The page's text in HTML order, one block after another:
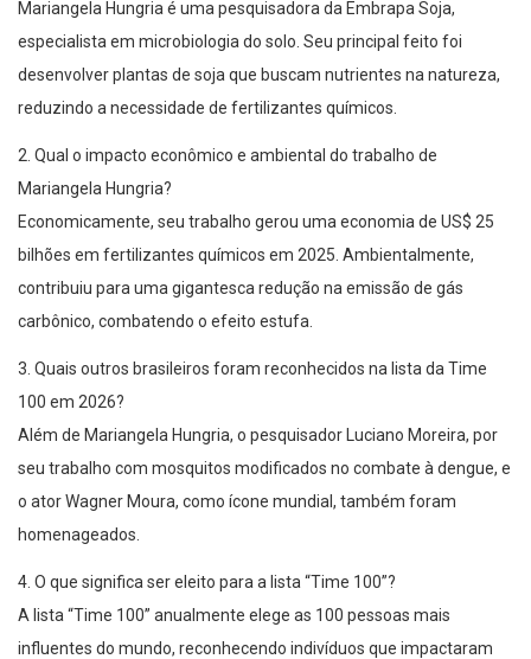
Mariangela Hungria é uma pesquisadora da Embrapa Soja,
especialista em microbiologia do solo. Seu principal feito foi
desenvolver plantas de soja que buscam nutrientes na natureza,
reduzindo a necessidade de fertilizantes químicos.
2. Qual o impacto econômico e ambiental do trabalho de
Mariangela Hungria?
Economicamente, seu trabalho gerou uma economia de US$ 25
bilhões em fertilizantes químicos em 2025. Ambientalmente,
contribuiu para uma gigantesca redução na emissão de gás
carbônico, combatendo o efeito estufa.
3. Quais outros brasileiros foram reconhecidos na lista da Time
100 em 2026?
Além de Mariangela Hungria, o pesquisador Luciano Moreira, por
seu trabalho com mosquitos modificados no combate à dengue, e
o ator Wagner Moura, como ícone mundial, também foram
homenageados.
4. O que significa ser eleito para a lista “Time 100”?
A lista “Time 100” anualmente elege as 100 pessoas mais
influentes do mundo, reconhecendo indivíduos que impactaram